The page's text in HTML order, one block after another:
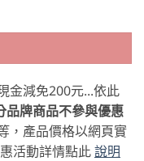
數量
金減免200元...依此
品牌商品不參與優惠
，產品價格以網頁實
活動詳情點此說明